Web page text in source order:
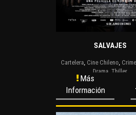
SALVAJES
Cartelera, Cine Chileno,
Drama Thiller
Más
Información